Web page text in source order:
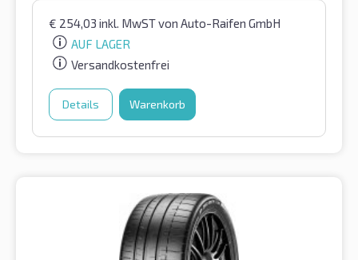
€ 254,03 inkl. MwSTvon Auto-Raifen GmbH
AUF LAGER
Versandkostenfrei
Details Warenkorb